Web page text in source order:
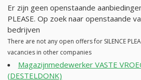
Er zijn geen openstaande
PLEASE. Op zoek naar openstaande
bedrijven
There are not any open offers for SILENCE
vacancies in other companies
Magazijnmedewerker VASTE
(DESTELDONK)